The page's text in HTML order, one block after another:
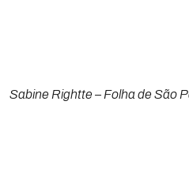
Sabine Rightte – Folha de São